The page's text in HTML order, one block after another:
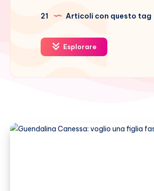
21 Articoli con questo tag
Esplorare